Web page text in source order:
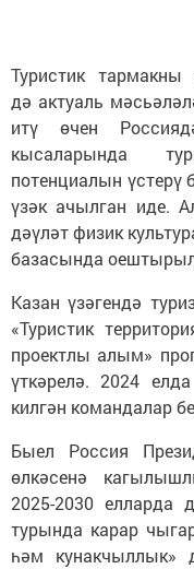
Туристик
дә актуаль
итү өчен
кысаларында
потенциалын үстерү
үзәк ачылган иде.
дәүләт физик
базасында
Казан үзәгендә
«Туристик
проектлы алым»
үткәрелә. 2024
килгән командалар
Быел Россия
өлкәсенә
2025-2030
турында карар
һәм кунакчыллык»